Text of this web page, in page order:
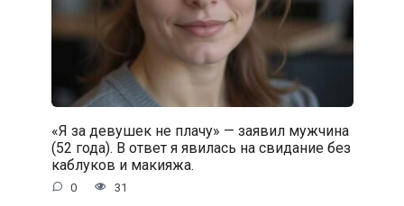
«Я за девушек не плачу» — заявил мужчина
(52 года). В ответ я явилась на свидание без
каблуков и макияжа.
0 31